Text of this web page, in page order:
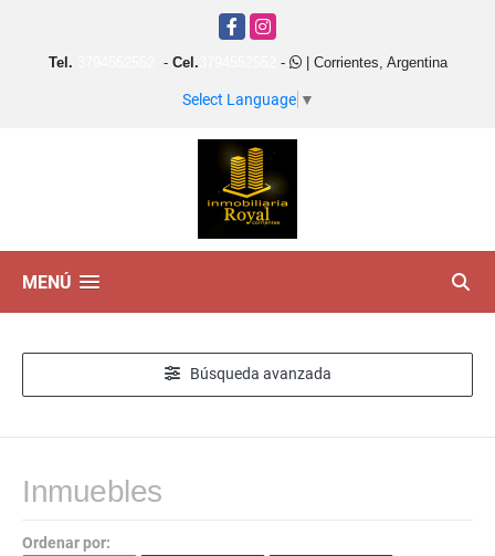
FacebookInstagram
Tel. - Cel. - | Corrientes, Argentina
Select Language ▼
MENÚ
Búsqueda avanzada
Inmuebles
Ordenar por: